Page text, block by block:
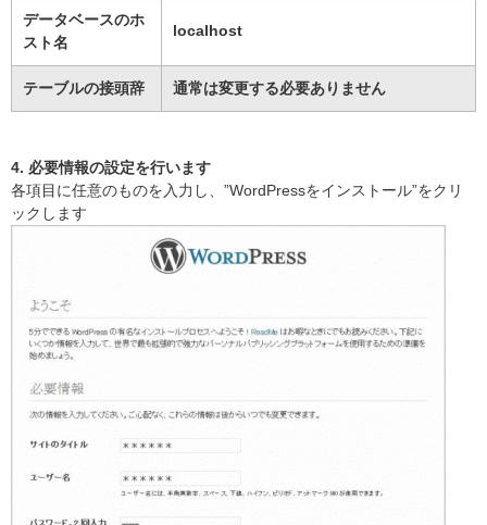
データベースのホ
スト名
localhost
テーブルの接頭辞 通常は変更する必要ありません
4. 必要情報の設定を行います
各項目に任意のものを入力し、”WordPressをインストール”をクリ
ックします